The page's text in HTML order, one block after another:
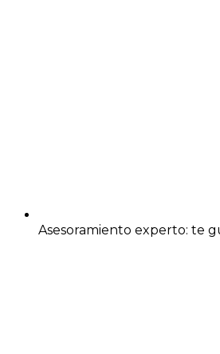
Asesoramiento experto: te